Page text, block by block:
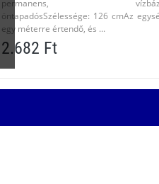
permanens,
öntapadósSzélessége: 126 cmAz
egy méterre értendő, és ...
2.682 Ft